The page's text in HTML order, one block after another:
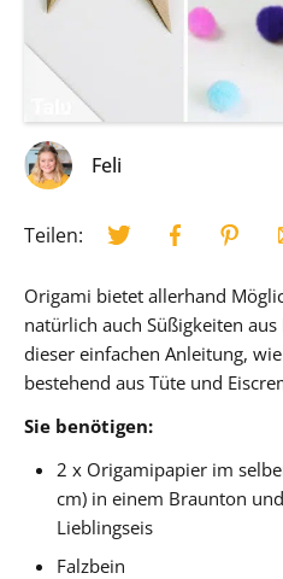
Feli
Teilen:
Origami bietet allerhand
natürlich auch Süßigkeiten
dieser einfachen Anleitung,
bestehend aus Tüte und
Sie benötigen:
2 x Origamipapier im
cm) in einem Braunton
Lieblingseis
Falzbein